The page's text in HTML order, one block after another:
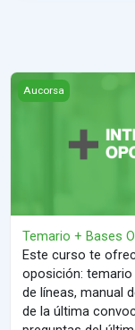
Temario + Bases
Aucorsa
Temario + Bases
Este curso te
oposición:
de líneas, manual
de la última